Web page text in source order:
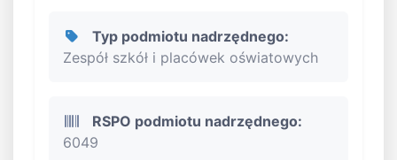
Typ podmiotu nadrzędnego:
Zespół szkół i placówek oświatowych
RSPO podmiotu nadrzędnego:
6049